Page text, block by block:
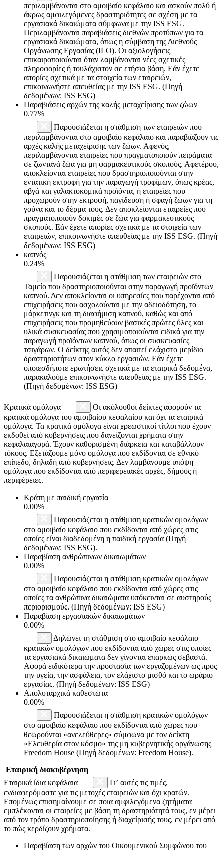
περιλαμβάνονται στο αμοιβαίο κεφάλαιο και ασκούν πολύ ή
άκρως αμφιλεγόμενες δραστηριότητες σε σχέση με τα
εργασιακά δικαιώματα σύμφωνα με την ISS ESG.
Περιλαμβάνονται παραβιάσεις διεθνών προτύπων για τα
εργασιακά δικαιώματα, όπως η σύμβαση της Διεθνούς
Οργάνωσης Εργασίας (ILO). Οι αξιολογήσεις
επικαιροποιούνται όταν λαμβάνονται νέες σχετικές
πληροφορίες ή τουλάχιστον σε ετήσια βάση. Εάν έχετε
απορίες σχετικά με τα στοιχεία των εταιρειών,
επικοινωνήστε απευθείας με την ISS ESG. (Πηγή
δεδομένων: ISS ESG)
Παραβιάσεις αρχών της καλής μεταχείρισης των ζώων
0.77%
Παρουσιάζεται η στάθμιση των εταιρειών που
περιλαμβάνονται στο αμοιβαίο κεφάλαιο και παραβιάζουν τις
αρχές καλής μεταχείρισης των ζώων. Αφενός,
περιλαμβάνονται εταιρείες που πραγματοποιούν πειράματα
σε ζωντανά ζώα για μη φαρμακευτικούς σκοπούς. Αφετέρου,
αποκλείονται εταιρείες που δραστηριοποιούνται στην
εντατική εκτροφή για την παραγωγή τροφίμων, όπως κρέας,
αβγά και γαλακτοκομικά προϊόντα, ή εταιρείες που
προχωρούν στην εκτροφή, παγίδευση ή σφαγή ζώων για τη
γούνα και το δέρμα τους. Δεν αποκλείονται εταιρείες που
πραγματοποιούν δοκιμές σε ζώα για φαρμακευτικούς
σκοπούς. Εάν έχετε απορίες σχετικά με τα στοιχεία των
εταιρειών, επικοινωνήστε απευθείας με την ISS ESG. (Πηγή
δεδομένων: ISS ESG)
καπνός
0.24%
Παρουσιάζεται η στάθμιση των εταιρειών στο
Ταμείο που δραστηριοποιούνται στην παραγωγή προϊόντων
καπνού. Δεν αποκλείονται οι υπηρεσίες που παρέχονται από
επιχειρήσεις που ασχολούνται με την αδειοδότηση, το
μάρκετινγκ και τη διαφήμιση καπνού, καθώς και από
επιχειρήσεις που προμηθεύουν βασικές πρώτες ύλες και
υλικά συσκευασίας που χρησιμοποιούνται ειδικά για την
παραγωγή προϊόντων καπνού, όπως οι συσκευασίες
τσιγάρων. Ο δείκτης αυτός δεν απαιτεί ελάχιστο μερίδιο
δραστηριοτήτων στον κύκλο εργασιών. Εάν έχετε
οποιεσδήποτε ερωτήσεις σχετικά με τα εταιρικά δεδομένα,
παρακαλούμε επικοινωνήστε απευθείας με την ISS ESG.
(Πηγή δεδομένων: ISS ESG)
Κρατικά ομόλογα
Οι ακόλουθοι δείκτες αφορούν τα
κρατικά ομόλογα του αμοιβαίου κεφαλαίου και όχι τα εταιρικά
ομόλογα. Τα κρατικά ομόλογα είναι χρεωστικοί τίτλοι που έχουν
εκδοθεί από κυβερνήσεις που δανείζονται χρήματα στην
κεφαλαιαγορά. Έχουν καθορισμένη διάρκεια και καταβάλλουν
τόκους. Εξετάζουμε μόνο ομόλογα που εκδίδονται σε εθνικό
επίπεδο, δηλαδή από κυβερνήσεις. Δεν λαμβάνουμε υπόψη
ομόλογα που εκδίδονται από περιφερειακές αρχές, δήμους ή
περιφέρειες.
Κράτη με παιδική εργασία
0.00%
Παρουσιάζεται η στάθμιση κρατικών ομολόγων
στο αμοιβαίο κεφάλαιο που εκδίδονται από χώρες στις
οποίες είναι διαδεδομένη η παιδική εργασία (Πηγή
δεδομένων: ISS ESG).
Παραβίαση ανθρώπινων δικαιωμάτων
0.00%
Παρουσιάζεται η στάθμιση κρατικών ομολόγων
στο αμοιβαίο κεφάλαιο που εκδίδονται από χώρες στις
οποίες τα ανθρώπινα δικαιώματα υπόκεινται σε αυστηρούς
περιορισμούς. (Πηγή δεδομένων: ISS ESG)
Παραβίαση εργασιακών δικαιωμάτων
0.00%
Δηλώνει τη στάθμιση στο αμοιβαίο κεφάλαιο
κρατικών ομολόγων που εκδίδονται από χώρες στις οποίες
τα εργασιακά δικαιώματα δεν γίνονται επαρκώς σεβαστά.
Αφορά ειδικότερα την προστασία των εργαζομένων ως προς
την υγεία, την ασφάλεια, τον ελάχιστο μισθό και το ωράριο
εργασίας. (Πηγή δεδομένων: ISS ESG)
Απολυταρχικά καθεστώτα
0.00%
Παρουσιάζεται η στάθμιση κρατικών ομολόγων
στο αμοιβαίο κεφάλαιο που εκδίδονται από χώρες που
θεωρούνται «ανελεύθερες» σύμφωνα με τον δείκτη
«Ελευθερία στον κόσμο» της μη κυβερνητικής οργάνωσης
Freedom House (Πηγή δεδομένων: Freedom House).
Εταιρική διακυβέρνηση
Εταιρικά ίδια κεφάλαια
Γι’ αυτές τις τιμές,
ενδιαφερόμαστε για τις μετοχές εταιρειών και όχι κρατών.
Επομένως επισημαίνουμε σε ποια αμφιλεγόμενα ζητήματα
εμπλέκονται οι εταιρείες με βάση τη δραστηριότητά τους, εν μέρει
από τον τρόπο δραστηριοποίησης ή διαχείρισής τους, εν μέρει από
το πώς κερδίζουν χρήματα.
Παραβίαση των αρχών του Οικουμενικού Συμφώνου του